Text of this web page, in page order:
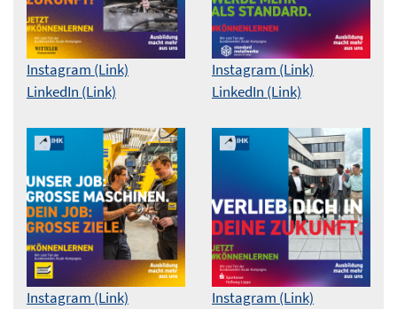
Instagram (Link)
LinkedIn (Link)
Instagram (Link)
LinkedIn (Link)
Instagram (Link)
Instagram (Link)